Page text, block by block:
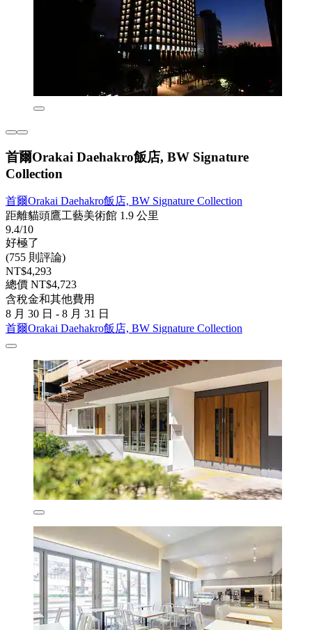
首爾Orakai Daehakro飯店, BW Signature
Collection
首爾Orakai Daehakro飯店, BW Signature Collection
距離貓頭鷹工藝美術館 1.9 公里
9.4/10
好極了
(755 則評論)
NT$4,293
總價 NT$4,723
含稅金和其他費用
8 月 30 日 - 8 月 31 日
首爾Orakai Daehakro飯店, BW Signature Collection